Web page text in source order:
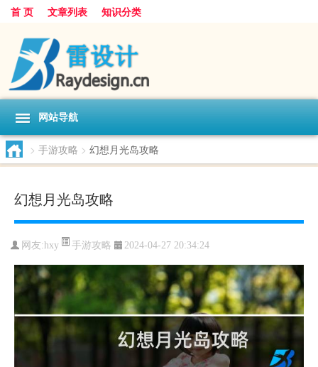
首 页 文章列表 知识分类
网站导航
> 手游攻略 > 幻想月光岛攻略
幻想月光岛攻略
网友:hxy 手游攻略 2024-04-27 20:34:24